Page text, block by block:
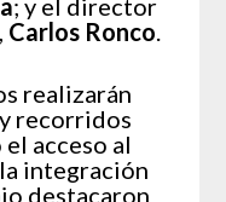
Carlos Ronco
realizarán
recorridos
acceso al
integración
destacaron